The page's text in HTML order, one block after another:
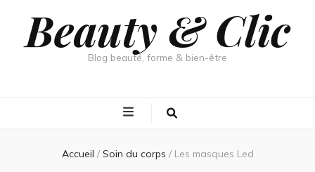
Beauty & Clic
Blog beauté, forme & bien-être
Accueil / Soin du corps / Les masques Led